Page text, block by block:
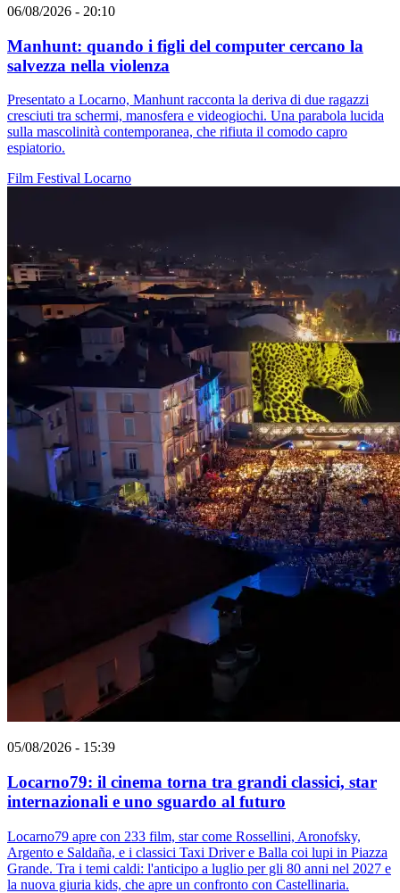
06/08/2026 - 20:10
Manhunt: quando i figli del computer cercano la
salvezza nella violenza
Presentato a Locarno, Manhunt racconta la deriva di due ragazzi
cresciuti tra schermi, manosfera e videogiochi. Una parabola lucida
sulla mascolinità contemporanea, che rifiuta il comodo capro
espiatorio.
Film Festival Locarno
05/08/2026 - 15:39
Locarno79: il cinema torna tra grandi classici, star
internazionali e uno sguardo al futuro
Locarno79 apre con 233 film, star come Rossellini, Aronofsky,
Argento e Saldaña, e i classici Taxi Driver e Balla coi lupi in Piazza
Grande. Tra i temi caldi: l'anticipo a luglio per gli 80 anni nel 2027 e
la nuova giuria kids, che apre un confronto con Castellinaria.